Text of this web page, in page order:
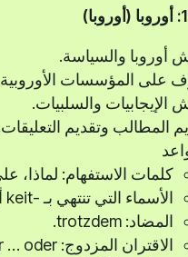
أوروبا والسياسة.
على المؤسسات
الإيجابيات والسلبيات.
المطالب وتقديم
كلمات الاستفهام: لماذا،
الأسماء التي تنتهي بـ -keit أو -heit، باستخدام brauchen + zu + صيغة المصدر.
المضاد: trotzdem.
الاقتران المزدوج: entweder … oder.